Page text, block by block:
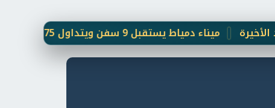
ميناء دمياط يستقبل 9 سفن ويتداول 75 ألف طن بضائع و 2304 حاويات خلال 24 ساعة